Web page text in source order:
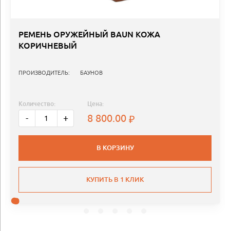
РЕМЕНЬ ОРУЖЕЙНЫЙ BAUN КОЖА
КОРИЧНЕВЫЙ
ПРОИЗВОДИТЕЛЬ: БАУНОВ
Количество:
- +
Цена:
8 800.00
В КОРЗИНУ
КУПИТЬ В 1 КЛИК